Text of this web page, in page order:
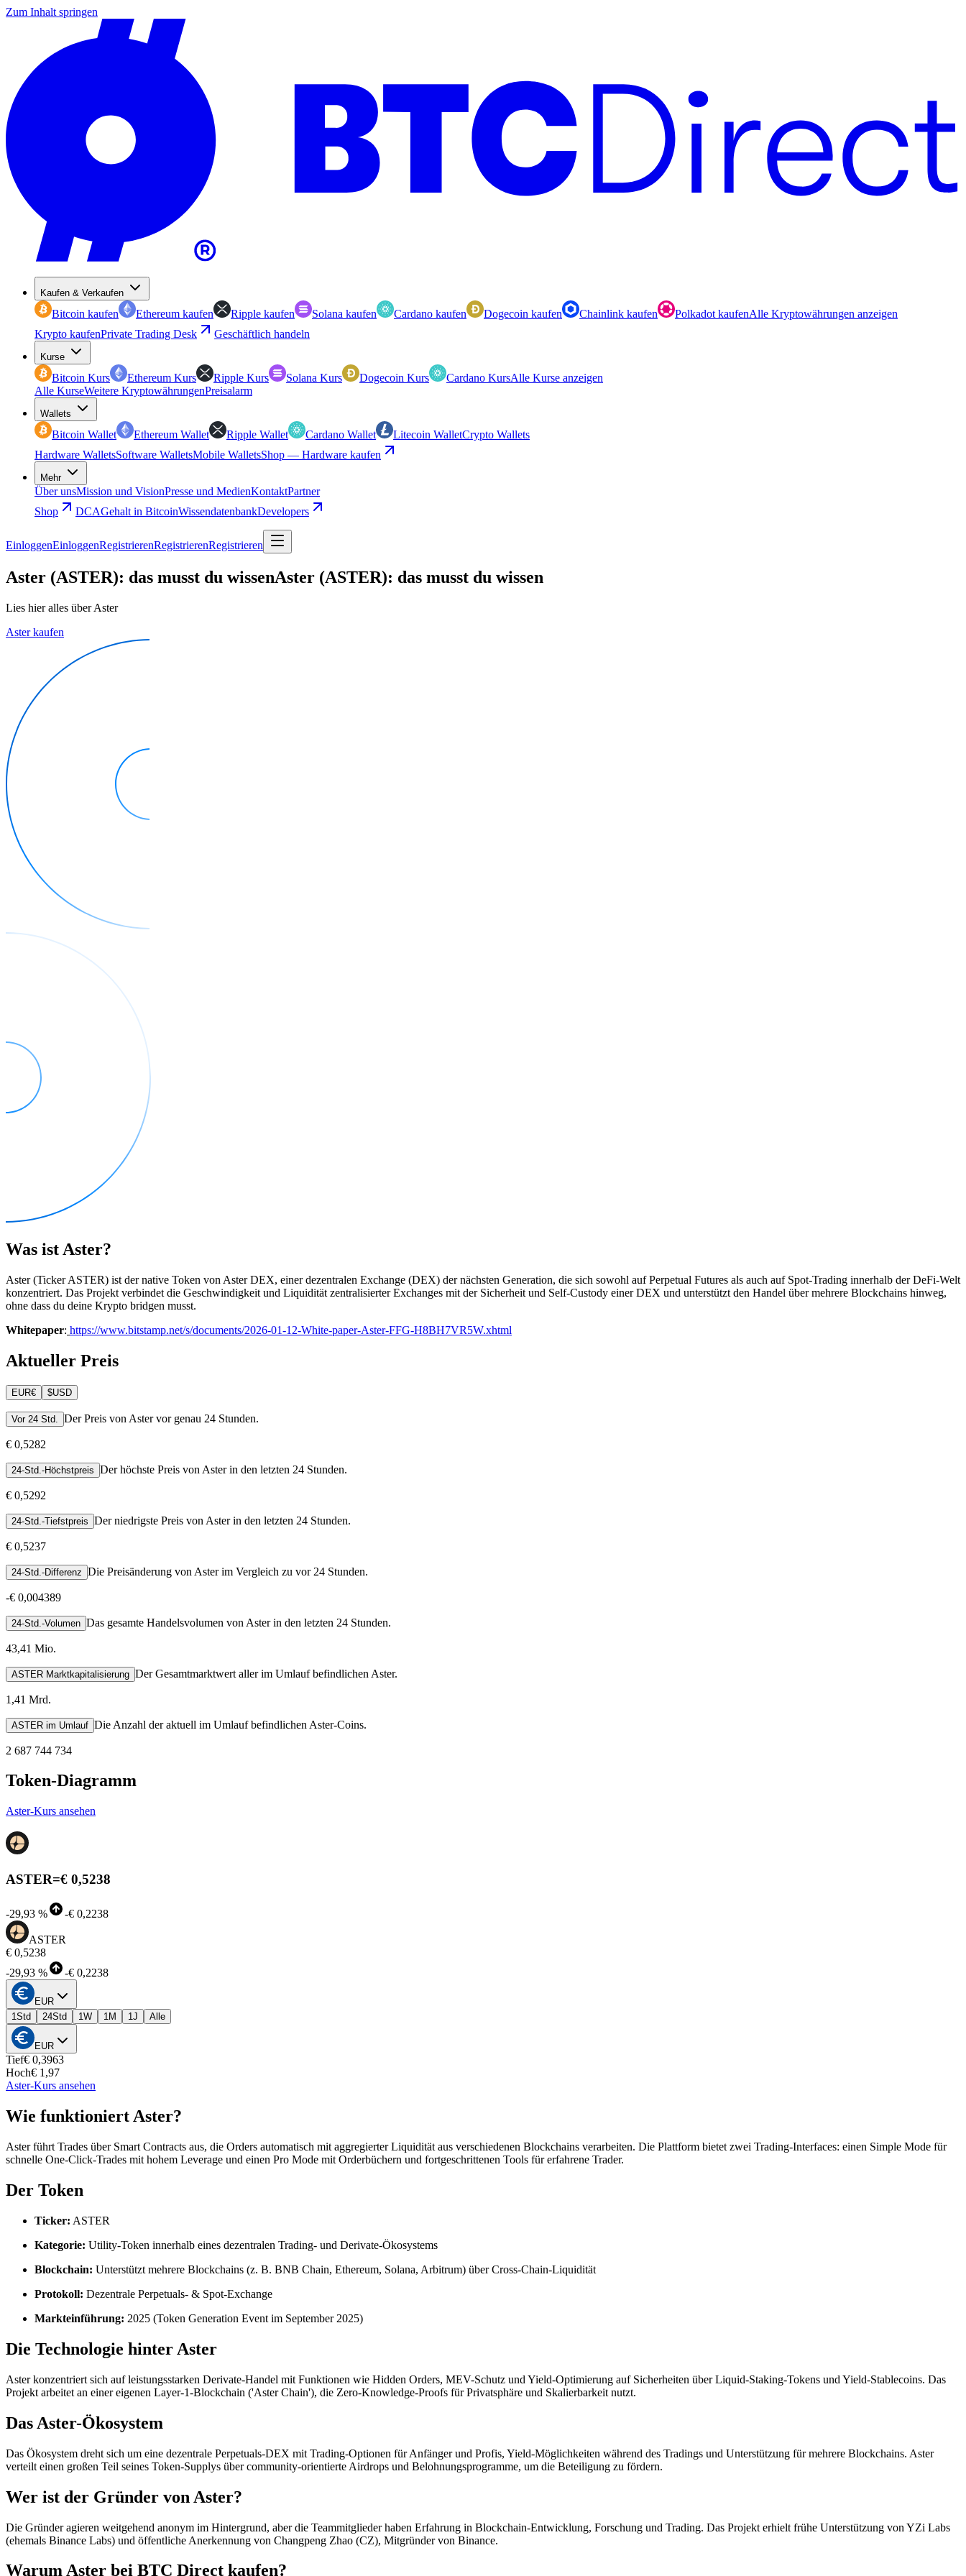
Zum Inhalt springen
Kaufen & Verkaufen
Bitcoin kaufen Ethereum kaufen Ripple kaufen Solana kaufen Cardano kaufen Dogecoin kaufen Chainlink kaufen Polkadot kaufenAlle Kryptowährungen anzeigen
Krypto kaufenPrivate Trading Desk Geschäftlich handeln
Kurse
Bitcoin Kurs Ethereum Kurs Ripple Kurs Solana Kurs Dogecoin Kurs Cardano KursAlle Kurse anzeigen
Alle KurseWeitere KryptowährungenPreisalarm
Wallets
Bitcoin Wallet Ethereum Wallet Ripple Wallet Cardano Wallet Litecoin WalletCrypto Wallets
Hardware WalletsSoftware WalletsMobile WalletsShop — Hardware kaufen
Mehr
Über unsMission und VisionPresse und MedienKontaktPartner
Shop
DCAGehalt in BitcoinWissendatenbankDevelopers
EinloggenEinloggenRegistrierenRegistrierenRegistrieren
Aster (ASTER): das musst du wissenAster (ASTER): das musst du wissen
Lies hier alles über Aster
Aster kaufen
Was ist Aster?
Aster (Ticker ASTER) ist der native Token von Aster DEX, einer dezentralen Exchange (DEX) der nächsten Generation, die sich sowohl auf Perpetual Futures als auch auf Spot-Trading innerhalb der DeFi-Welt
konzentriert. Das Projekt verbindet die Geschwindigkeit und Liquidität zentralisierter Exchanges mit der Sicherheit und Self-Custody einer DEX und unterstützt den Handel über mehrere Blockchains hinweg,
ohne dass du deine Krypto bridgen musst.
Whitepaper: https://www.bitstamp.net/s/documents/2026-01-12-White-paper-Aster-FFG-H8BH7VR5W.xhtml
Aktueller Preis
EUR€ $USD
Vor 24 Std. Der Preis von Aster vor genau 24 Stunden.
€ 0,5282
24-Std.-Höchstpreis Der höchste Preis von Aster in den letzten 24 Stunden.
€ 0,5292
24-Std.-Tiefstpreis Der niedrigste Preis von Aster in den letzten 24 Stunden.
€ 0,5237
24-Std.-Differenz Die Preisänderung von Aster im Vergleich zu vor 24 Stunden.
-€ 0,004389
24-Std.-Volumen Das gesamte Handelsvolumen von Aster in den letzten 24 Stunden.
43,41 Mio.
ASTER Marktkapitalisierung Der Gesamtmarktwert aller im Umlauf befindlichen Aster.
1,41 Mrd.
ASTER im Umlauf Die Anzahl der aktuell im Umlauf befindlichen Aster-Coins.
2 687 744 734
Token-Diagramm
Aster-Kurs ansehen
ASTER=€ 0,5238
-29,93 % -€ 0,2238
ASTER
€ 0,5238
-29,93 % -€ 0,2238
EUR
1Std
24Std 1W 1M 1J Alle
EUR
Tief€ 0,3963
Hoch€ 1,97
Aster-Kurs ansehen
Wie funktioniert Aster?
Aster führt Trades über Smart Contracts aus, die Orders automatisch mit aggregierter Liquidität aus verschiedenen Blockchains verarbeiten. Die Plattform bietet zwei Trading-Interfaces: einen Simple Mode für
schnelle One-Click-Trades mit hohem Leverage und einen Pro Mode mit Orderbüchern und fortgeschrittenen Tools für erfahrene Trader.
Der Token
Ticker: ASTER
Kategorie: Utility-Token innerhalb eines dezentralen Trading- und Derivate-Ökosystems
Blockchain: Unterstützt mehrere Blockchains (z. B. BNB Chain, Ethereum, Solana, Arbitrum) über Cross-Chain-Liquidität
Protokoll: Dezentrale Perpetuals- & Spot-Exchange
Markteinführung: 2025 (Token Generation Event im September 2025)
Die Technologie hinter Aster
Aster konzentriert sich auf leistungsstarken Derivate-Handel mit Funktionen wie Hidden Orders, MEV-Schutz und Yield-Optimierung auf Sicherheiten über Liquid-Staking-Tokens und Yield-Stablecoins. Das
Projekt arbeitet an einer eigenen Layer-1-Blockchain ('Aster Chain'), die Zero-Knowledge-Proofs für Privatsphäre und Skalierbarkeit nutzt.
Das Aster-Ökosystem
Das Ökosystem dreht sich um eine dezentrale Perpetuals-DEX mit Trading-Optionen für Anfänger und Profis, Yield-Möglichkeiten während des Tradings und Unterstützung für mehrere Blockchains. Aster
verteilt einen großen Teil seines Token-Supplys über community-orientierte Airdrops und Belohnungsprogramme, um die Beteiligung zu fördern.
Wer ist der Gründer von Aster?
Die Gründer agieren weitgehend anonym im Hintergrund, aber die Teammitglieder haben Erfahrung in Blockchain-Entwicklung, Forschung und Trading. Das Projekt erhielt frühe Unterstützung von YZi Labs
(ehemals Binance Labs) und öffentliche Anerkennung von Changpeng Zhao (CZ), Mitgründer von Binance.
Warum Aster bei BTC Direct kaufen?